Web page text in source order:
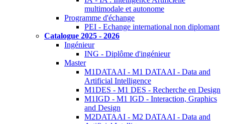
multimodale et autonome
Programme d'échange
PEI - Echange international non diplomant
Catalogue 2025 - 2026
Ingénieur
ING - Diplôme d'ingénieur
Master
M1DATAAI - M1 DATAAI - Data and
Artificial Intelligence
M1DES - M1 DES - Recherche en Design
M1IGD - M1 IGD - Interaction, Graphics
and Design
M2DATAAI - M2 DATAAI - Data and